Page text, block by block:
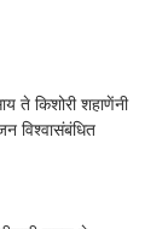
ते किशोरी शहाणेंनी
विश्वासंबंधित